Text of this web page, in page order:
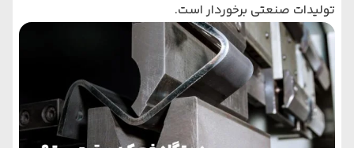
تولیدات صنعتی برخوردار است.